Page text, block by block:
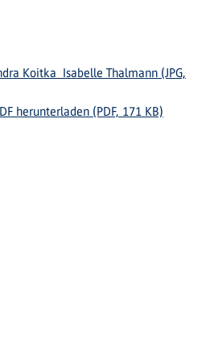
Koitka_Isabelle Thalmann (JPG,
herunterladen (PDF, 171 KB)